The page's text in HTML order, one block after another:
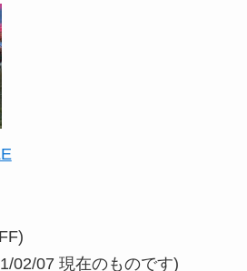
02/07 現在のものです)